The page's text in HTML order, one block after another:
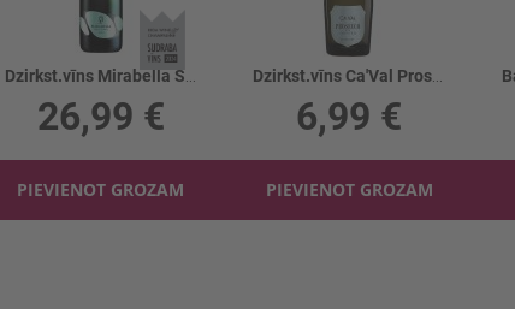
Dzirkst.vīns Mirabella Saten 12.5%
26,99 €
PIEVIENOT GROZAM
Dzirkst.vīns Ca'Val Prosecco Extra Dry 11.5%
6,99 €
PIEVIENOT GROZAM